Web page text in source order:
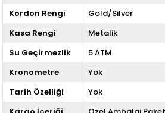
Kordon Rengi
Gold/Silver
Kasa Rengi
Metalik
Su Geçirmezlik
5 ATM
Kronometre
Yok
Tarih Özelliği
Yok